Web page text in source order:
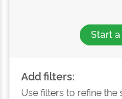
Start
Add filters:
Use filters to refine the